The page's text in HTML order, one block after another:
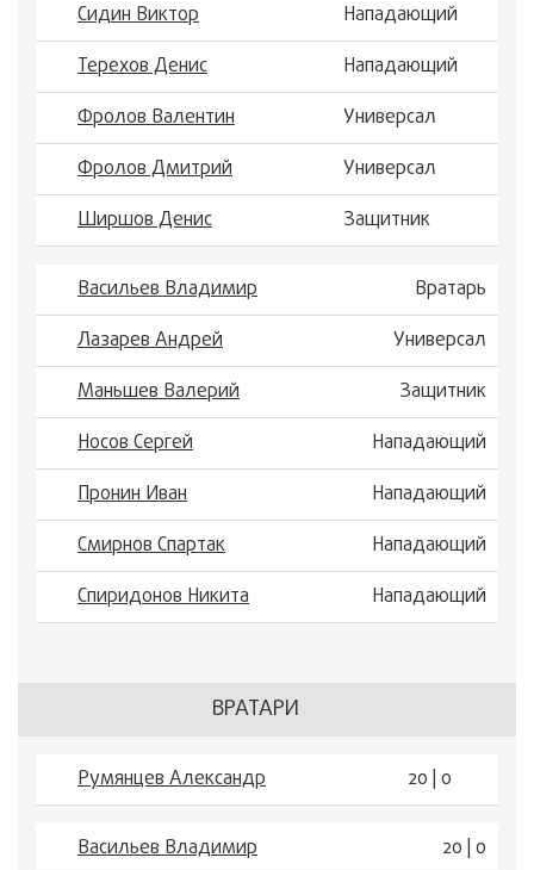
Сидин Виктор
Нападающий
Терехов Денис
Нападающий
Фролов Валентин
Универсал
Фролов Дмитрий
Универсал
Ширшов Денис
Защитник
Васильев Владимир
Вратарь
Лазарев Андрей
Универсал
Маньшев Валерий
Защитник
Носов Сергей
Нападающий
Пронин Иван
Нападающий
Смирнов Спартак
Нападающий
Спиридонов Никита
Нападающий
ВРАТАРИ
Румянцев Александр 20 | 0
Васильев Владимир 20 | 0